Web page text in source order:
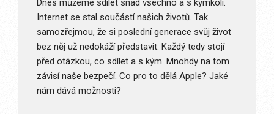
Dnes můžeme sdílet snad všechno a s kýmkoli.
Internet se stal součástí našich životů. Tak
samozřejmou, že si poslední generace svůj život
bez něj už nedokáží představit. Každý tedy stojí
před otázkou, co sdílet a s kým. Mnohdy na tom
závisí naše bezpečí. Co pro to dělá Apple? Jaké
nám dává možnosti?